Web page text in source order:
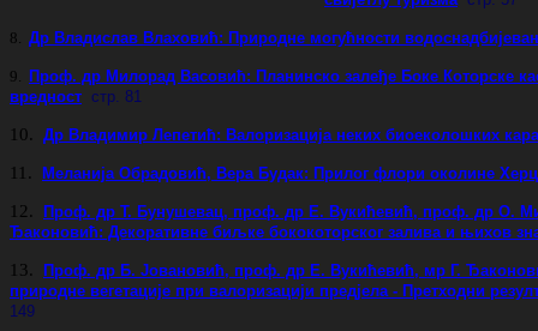
8. Др Владислав Влаховић: Природне могућности
9. Проф. др Милорад Васовић: Планинско залеђе Боке Которске
вредност стр. 81
10. Др Владимир Лепетић: Валоризација неких биоеколошких
11. Меланија Обрадовић, Вера Будак: Прилог флори околине
12.
Проф. др Т. Бунушевац, проф. др Е. Вукићевић, проф. др О.
Ђаконовић: Декоративне биљке бококоторског залива и њихов
13.
Проф. др Б. Јовановић, проф. др Е. Вукићевић, мр Г.
природне вегетације при валоризацији предјела - Претходни
149